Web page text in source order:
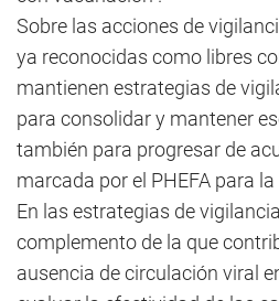
Sobre las acciones de
ya reconocidas como libres
mantienen estrategias de
para consolidar y mantener
también para progresar de
marcada por el PHEFA para
En las estrategias de
complemento de la que
ausencia de circulación viral